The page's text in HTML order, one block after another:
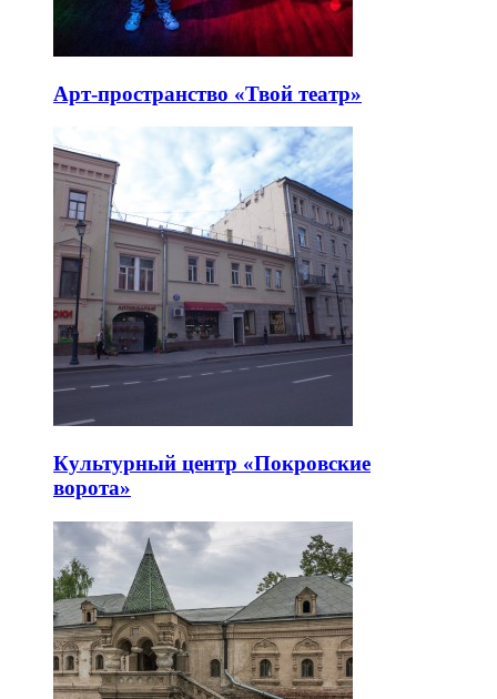
Арт-пространство «Твой театр»
Культурный центр «Покровские
ворота»